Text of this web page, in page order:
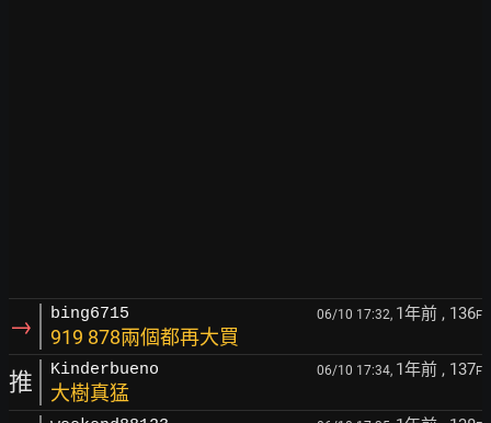
→ bing6715 06/10 17:32, 1年前 , 136F
919 878兩個都再大買
推 Kinderbueno 06/10 17:34, 1年前 , 137F
大樹真猛